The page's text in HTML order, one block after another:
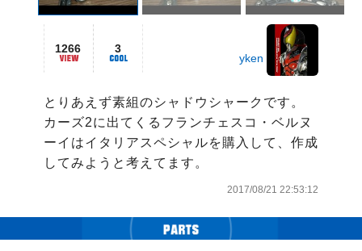
1266 3
yken
とりあえず素組のシャドウシャークです。
カーズ2に出てくるフランチェスコ・ベルヌ
ーイはイタリアスペシャルを購入して、作成
してみようと考えてます。
2017/08/21 22:53:12